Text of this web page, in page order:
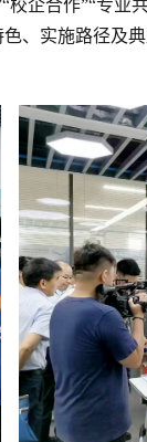
企合作”“专业
、实施路径及